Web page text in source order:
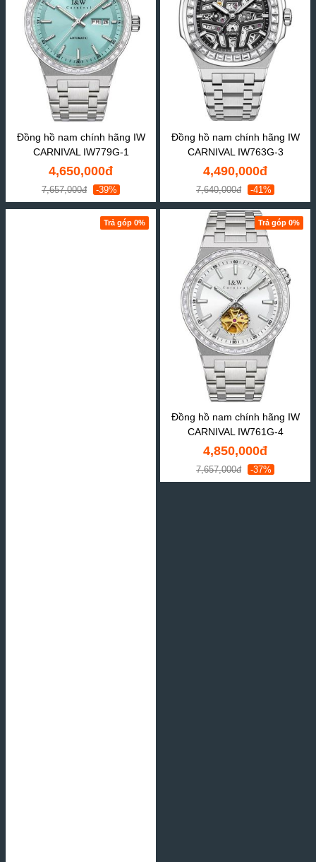
Đồng hồ nam chính hãng IW
CARNIVAL IW779G-1
4,650,000đ
7,657,000đ -39%
Đồng hồ nam chính hãng IW
CARNIVAL IW763G-3
4,490,000đ
7,640,000đ -41%
Trả góp 0% Trả góp 0%
Đồng hồ nam chính hãng IW
CARNIVAL IW761G-4
4,850,000đ
7,657,000đ -37%